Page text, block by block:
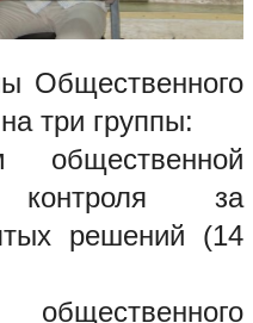
Общественного
три группы:
за
решений (14